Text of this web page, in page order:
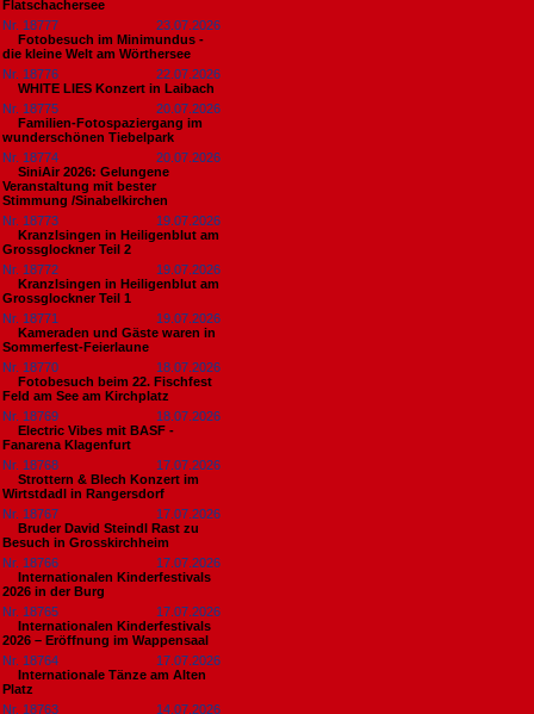
Flatschachersee
Nr. 18777
23.07.2026
Fotobesuch im Minimundus -
die kleine Welt am Wörthersee
Nr. 18776
22.07.2026
WHITE LIES Konzert in Laibach
Nr. 18775
20.07.2026
Familien-Fotospaziergang im
wunderschönen Tiebelpark
Nr. 18774
20.07.2026
SiniAir 2026: Gelungene
Veranstaltung mit bester
Stimmung /Sinabelkirchen
Nr. 18773
19.07.2026
Kranzlsingen in Heiligenblut am
Grossglockner Teil 2
Nr. 18772
19.07.2026
Kranzlsingen in Heiligenblut am
Grossglockner Teil 1
Nr. 18771
19.07.2026
Kameraden und Gäste waren in
Sommerfest-Feierlaune
Nr. 18770
18.07.2026
Fotobesuch beim 22. Fischfest
Feld am See am Kirchplatz
Nr. 18769
18.07.2026
Electric Vibes mit BASF -
Fanarena Klagenfurt
Nr. 18768
17.07.2026
Strottern & Blech Konzert im
Wirtstdadl in Rangersdorf
Nr. 18767
17.07.2026
Bruder David Steindl Rast zu
Besuch in Grosskirchheim
Nr. 18766
17.07.2026
Internationalen Kinderfestivals
2026 in der Burg
Nr. 18765
17.07.2026
Internationalen Kinderfestivals
2026 – Eröffnung im Wappensaal
Nr. 18764
17.07.2026
Internationale Tänze am Alten
Platz
Nr. 18763
14.07.2026